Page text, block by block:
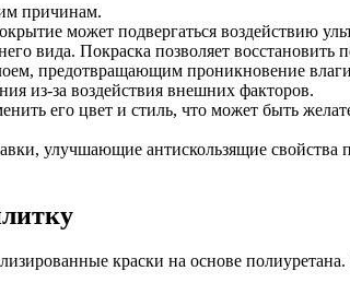
причинам.
может подвергаться воздействию
вида. Покраска позволяет
предотвращающим проникновение
из-за воздействия внешних факторов.
его цвет и стиль, что может быть
улучшающие антискользящие
краски на основе